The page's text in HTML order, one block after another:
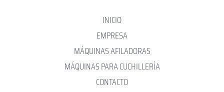
INICIO
EMPRESA
MÁQUINAS AFILADORAS
MÁQUINAS PARA CUCHILLERÍA
CONTACTO